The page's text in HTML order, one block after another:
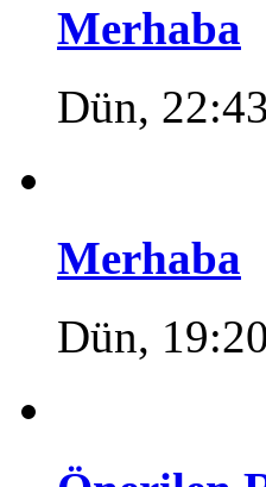
Merhaba
Dün, 22:43
Merhaba
Dün, 19:20